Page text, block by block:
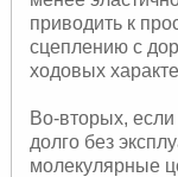
приводить к
сцеплению с
ходовых
Во-вторых,
долго без
молекулярные